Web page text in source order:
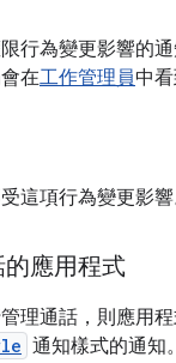
行為變更影響的
在工作管理員中
這項行為變更影響
應用程式
理通話，則應用
通知樣式的通知。